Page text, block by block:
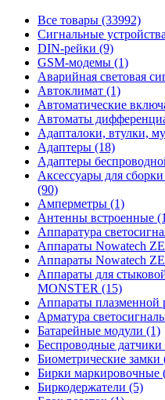
Все товары (33992)
Cигнальные
DIN-рейки (9)
GSM-модемы (1)
Аварийная световая
Автоклимат (1)
Автоматические
Автоматы
Адапталоки, втулки,
Адаптеры (18)
Адаптеры
Аксессуары для
(90)
Амперметры (1)
Антенны встроенные
Аппаратура
Аппараты Nowatech
Аппараты Nowatech
Аппараты для
MONSTER (15)
Аппараты плазменной
Арматура
Батарейные модули (1)
Беспроводные датчики
Биометрические замки
Бирки маркировочные
Биркодержатели (5)